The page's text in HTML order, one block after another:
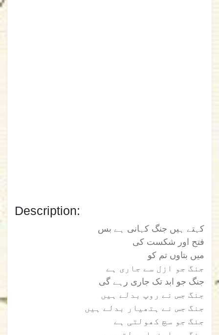
Description:
کہتے ہیں جنگ کہانی ہے بس
فتح اور شکست کی
میں بتاوں تم کو
جنگ جو ازل سے جاری ہے
جنگ جو ابد تک جاری رہے گی
جنگ جس نے روپ بدلے ہیں
جنگ جس نے ہتھیار بدلے ہیں
جنگ جو سچ کھولتی ہے